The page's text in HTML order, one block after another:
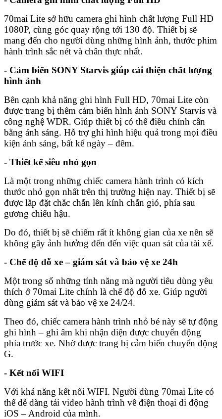
70mai Lite sở hữu camera ghi hình chất lượng Full HD
1080P, cùng góc quay rộng tới 130 độ. Thiết bị sẽ
mang đến cho người dùng những hình ảnh, thước phim
hành trình sắc nét và chân thực nhất.
- Cảm biến SONY Starvis giúp cải thiện chất lượng
hình ảnh
Bên cạnh khả năng ghi hình Full HD, 70mai Lite còn
được trang bị thêm cảm biến hình ảnh SONY Starvis và
công nghệ WDR. Giúp thiết bị có thể điều chỉnh cân
bằng ánh sáng. Hỗ trợ ghi hình hiệu quả trong mọi điều
kiện ánh sáng, bất kể ngày – đêm.
- Thiết kế siêu nhỏ gọn
Là một trong những chiếc camera hành trình có kích
thước nhỏ gọn nhất trên thị trường hiện nay. Thiết bị sẽ
được lắp đặt chắc chắn lên kính chắn gió, phía sau
gương chiếu hậu.
Do đó, thiết bị sẽ chiếm rất ít không gian của xe nên sẽ
không gây ảnh hưởng đến đến việc quan sát của tài xế.
- Chế độ đỗ xe – giám sát và bảo vệ xe 24h
Một trong số những tính năng mà người tiêu dùng yêu
thích ở 70mai Lite chính là chế độ đỗ xe. Giúp người
dùng giám sát và bảo vệ xe 24/24.
Theo đó, chiếc camera hành trình nhỏ bé này sẽ tự động
ghi hình – ghi âm khi nhận diện được chuyển động
phía trước xe. Nhờ được trang bị cảm biến chuyển động
G.
- Kết nối WIFI
Với khả năng kết nối WIFI. Người dùng 70mai Lite có
thể dễ dàng tải video hành trình về điện thoại di động
iOS – Android của mình.